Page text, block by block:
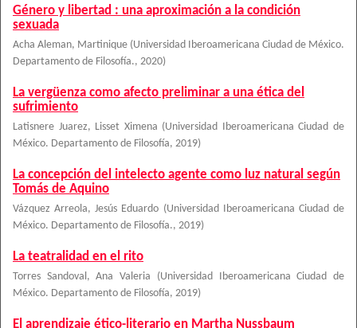
Género y libertad : una aproximación a la condición
sexuada
Acha Aleman, Martinique (Universidad Iberoamericana Ciudad de México.
Departamento de Filosofía., 2020)
La vergüenza como afecto preliminar a una ética del
sufrimiento
Latisnere Juarez, Lisset Ximena (Universidad Iberoamericana Ciudad de
México. Departamento de Filosofía, 2019)
La concepción del intelecto agente como luz natural según
Tomás de Aquino
Vázquez Arreola, Jesús Eduardo (Universidad Iberoamericana Ciudad de
México. Departamento de Filosofía., 2019)
La teatralidad en el rito
Torres Sandoval, Ana Valeria (Universidad Iberoamericana Ciudad de
México. Departamento de Filosofía, 2019)
El aprendizaje ético-literario en Martha Nussbaum